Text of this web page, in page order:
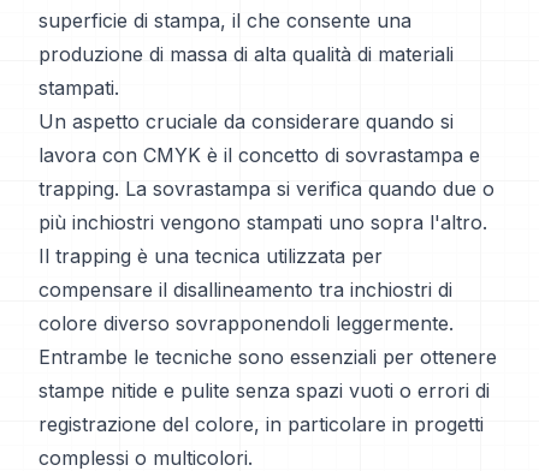
superficie di stampa, il che consente una
produzione di massa di alta qualità di materiali
stampati.
Un aspetto cruciale da considerare quando si
lavora con CMYK è il concetto di sovrastampa e
trapping. La sovrastampa si verifica quando due o
più inchiostri vengono stampati uno sopra l'altro.
Il trapping è una tecnica utilizzata per
compensare il disallineamento tra inchiostri di
colore diverso sovrapponendoli leggermente.
Entrambe le tecniche sono essenziali per ottenere
stampe nitide e pulite senza spazi vuoti o errori di
registrazione del colore, in particolare in progetti
complessi o multicolori.